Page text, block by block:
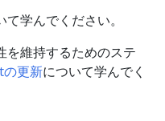
て学んでください。
を維持するためのステ
更新について学んでく